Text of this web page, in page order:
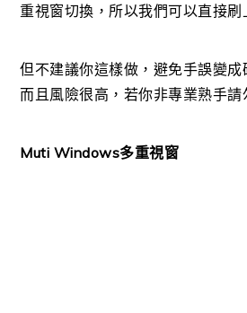
重視窗切換，所以我們可以直接
但不建議你這樣做，避免手誤變成
而且風險很高，若你非專業熟手請
Muti Windows多重視窗